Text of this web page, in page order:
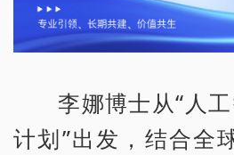
李娜博士从“人
计划”出发，结合全